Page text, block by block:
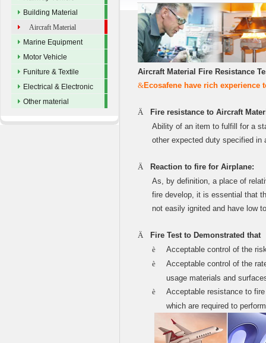
Building Material
Aircraft Material
Marine Equipment
Motor Vehicle
Funiture & Textile
Electrical & Electronic
Other material
Aircraft Material Fire Resistance
&Ecosafene have rich experience
Ä
Fire resistance to Aircraft
Ability of an item to fulfill for a
other expected duty specified
Ä
Reaction to fire for Airplane:
As, by definition, a place of
fire develop, it is essential that
not easily ignited and have low
Ä
Fire Test to Demonstrated that
è
Acceptable control of the
è
Acceptable control of the
usage materials and
è
Acceptable resistance to
which are required to